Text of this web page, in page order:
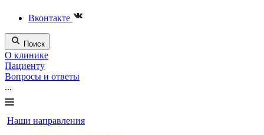
Вконтакте
Поиск
О клинике
Пациенту
Вопросы и ответы
...
Наши направления